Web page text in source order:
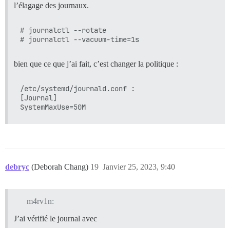
l’élagage des journaux.
# journalctl --rotate
bien que ce que j’ai fait, c’est changer la politique :
/etc/systemd/journald.conf :
[Journal]
debryc (Deborah Chang) Janvier 25, 2023, 9:40
19
m4rv1n:
J’ai vérifié le journal avec